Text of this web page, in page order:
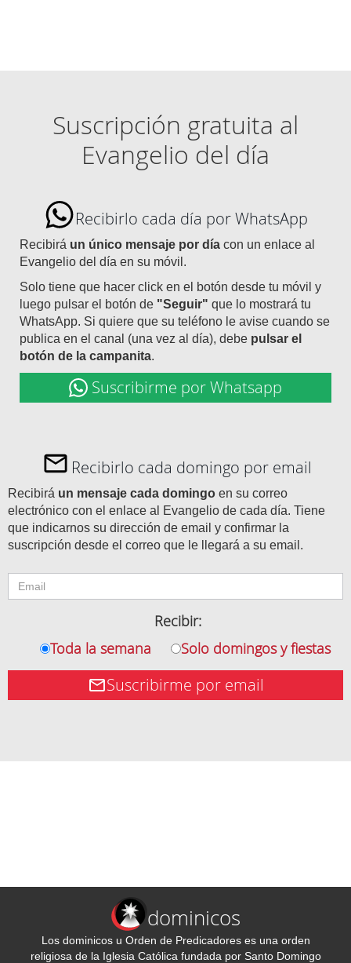
Suscripción gratuita al
Evangelio del día
Recibirlo cada día por WhatsApp
Recibirá un único mensaje por día con un enlace al
Evangelio del día en su móvil.
Solo tiene que hacer click en el botón desde tu móvil y
luego pulsar el botón de "Seguir" que lo mostrará tu
WhatsApp. Si quiere que su teléfono le avise cuando se
publica en el canal (una vez al día), debe pulsar el
botón de la campanita.
Suscribirme por Whatsapp
Recibirlo cada domingo por email
Recibirá un mensaje cada domingo en su correo
electrónico con el enlace al Evangelio de cada día. Tiene
que indicarnos su dirección de email y confirmar la
suscripción desde el correo que le llegará a su email.
Recibir:
Toda la semana
Solo domingos y fiestas
Suscribirme por email
dominicos
Los dominicos u Orden de Predicadores es una orden
religiosa de la Iglesia Católica fundada por Santo Domingo